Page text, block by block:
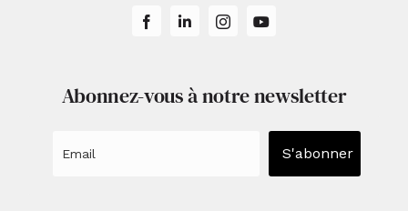
Abonnez-vous à notre newsletter
S'abonner